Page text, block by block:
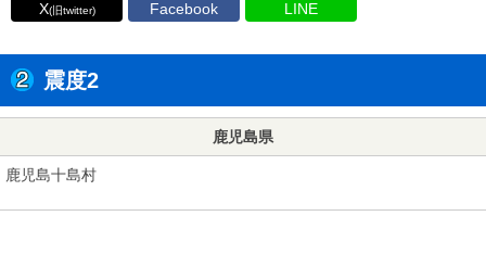
X(旧twitter) Facebook LINE
震度2
鹿児島県
鹿児島十島村